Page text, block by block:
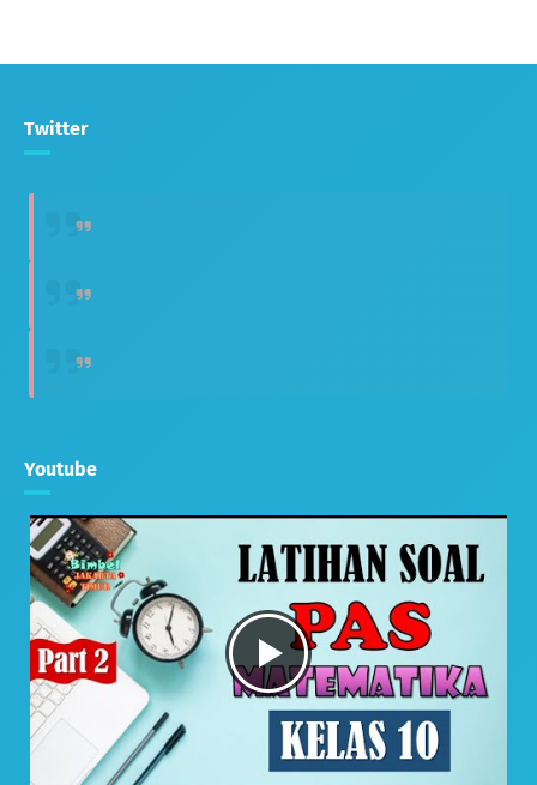
Twitter
Youtube